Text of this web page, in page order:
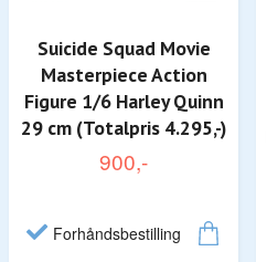
Suicide Squad Movie
Masterpiece Action
Figure 1/6 Harley Quinn
29 cm (Totalpris 4.295,-)
900,-
Forhåndsbestilling